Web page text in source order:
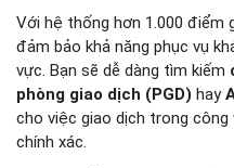
Với hệ thống hơn 1.000 điểm
đảm bảo khả năng phục vụ
vực. Bạn sẽ dễ dàng tìm kiếm
phòng giao dịch (PGD) hay
cho việc giao dịch trong
chính xác.